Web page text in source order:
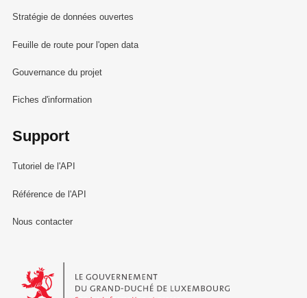
Stratégie de données ouvertes
Feuille de route pour l'open data
Gouvernance du projet
Fiches d'information
Support
Tutoriel de l'API
Référence de l'API
Nous contacter
Le Gouvernement du Grand-Duché de Luxembourg - Service